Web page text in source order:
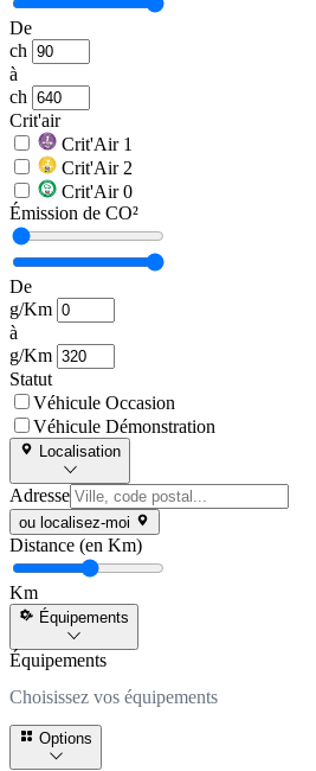
De
ch
à
ch
Crit'air
Crit'Air 1
Crit'Air 2
Crit'Air 0
Émission de CO²
De
g/Km
à
g/Km
Statut
Véhicule Occasion
Véhicule Démonstration
Localisation
Adresse
ou localisez-moi
Distance (en Km)
Km
Équipements
Équipements
Choisissez vos équipements
Options